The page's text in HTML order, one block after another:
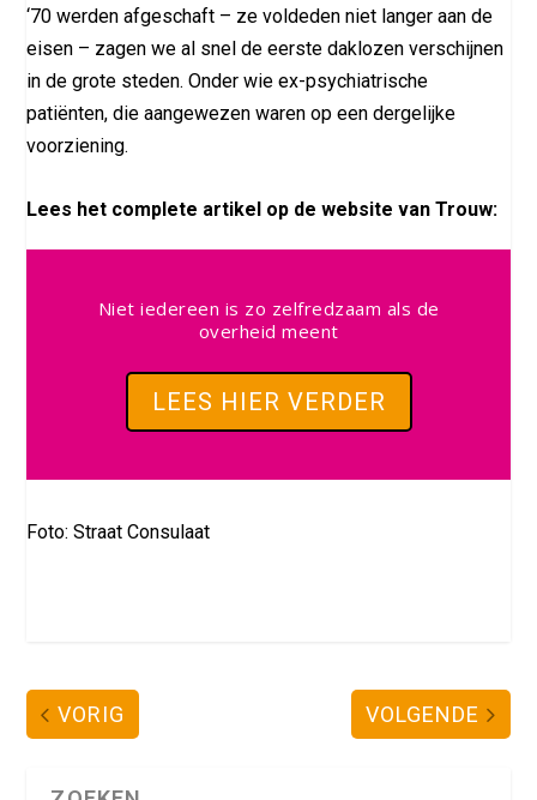
‘70 werden afgeschaft – ze voldeden niet langer aan de
eisen – zagen we al snel de eerste daklozen verschijnen
in de grote steden. Onder wie ex-psychiatrische
patiënten, die aangewezen waren op een dergelijke
voorziening.
Lees het complete artikel op de website van Trouw:
Niet iedereen is zo zelfredzaam als de
overheid meent
LEES HIER VERDER
Foto: Straat Consulaat
VORIG VOLGENDE